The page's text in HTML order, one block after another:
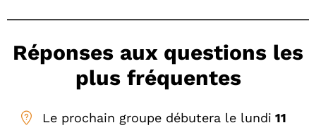
Réponses aux questions les
plus fréquentes
Le prochain groupe débutera le lundi 11